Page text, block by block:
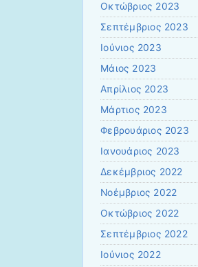
Οκτώβριος 2023
Σεπτέμβριος 2023
Ιούνιος 2023
Μάιος 2023
Απρίλιος 2023
Μάρτιος 2023
Φεβρουάριος 2023
Ιανουάριος 2023
Δεκέμβριος 2022
Νοέμβριος 2022
Οκτώβριος 2022
Σεπτέμβριος 2022
Ιούνιος 2022